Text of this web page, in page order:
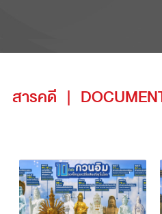
สารคดี |